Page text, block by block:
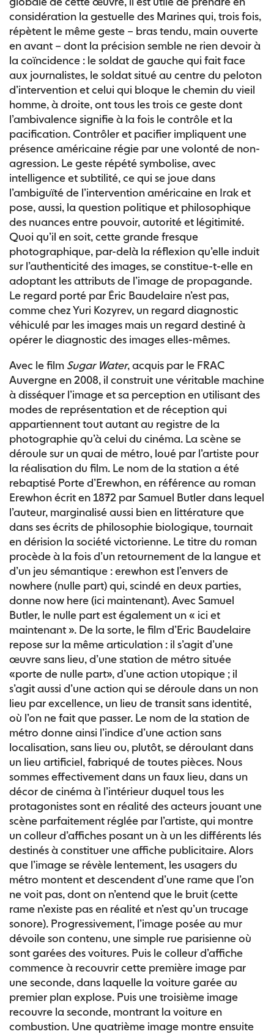
considération la gestuelle des Marines qui, trois fois,
répètent le même geste – bras tendu, main ouverte
en avant – dont la précision semble ne rien devoir à
la coïncidence : le soldat de gauche qui fait face
aux journalistes, le soldat situé au centre du peloton
d’intervention et celui qui bloque le chemin du vieil
homme, à droite, ont tous les trois ce geste dont
l’ambivalence signifie à la fois le contrôle et la
pacification. Contrôler et pacifier impliquent une
présence américaine régie par une volonté de non-
agression. Le geste répété symbolise, avec
intelligence et subtilité, ce qui se joue dans
l’ambiguïté de l’intervention américaine en Irak et
pose, aussi, la question politique et philosophique
des nuances entre pouvoir, autorité et légitimité.
Quoi qu’il en soit, cette grande fresque
photographique, par-delà la réflexion qu’elle induit
sur l’authenticité des images, se constitue-t-elle en
adoptant les attributs de l’image de propagande.
Le regard porté par Éric Baudelaire n’est pas,
comme chez Yuri Kozyrev, un regard diagnostic
véhiculé par les images mais un regard destiné à
opérer le diagnostic des images elles-mêmes.
Avec le film Sugar Water, acquis par le FRAC
Auvergne en 2008, il construit une véritable machine
à disséquer l’image et sa perception en utilisant des
modes de représentation et de réception qui
appartiennent tout autant au registre de la
photographie qu’à celui du cinéma. La scène se
déroule sur un quai de métro, loué par l’artiste pour
la réalisation du film. Le nom de la station a été
rebaptisé Porte d’Erewhon, en référence au roman
Erewhon écrit en 1872 par Samuel Butler dans lequel
l’auteur, marginalisé aussi bien en littérature que
dans ses écrits de philosophie biologique, tournait
en dérision la société victorienne. Le titre du roman
procède à la fois d’un retournement de la langue et
d’un jeu sémantique : erewhon est l’envers de
nowhere (nulle part) qui, scindé en deux parties,
donne now here (ici maintenant). Avec Samuel
Butler, le nulle part est également un « ici et
maintenant ». De la sorte, le film d’Eric Baudelaire
repose sur la même articulation : il s’agit d’une
œuvre sans lieu, d’une station de métro située
«porte de nulle part», d’une action utopique ; il
s’agit aussi d’une action qui se déroule dans un non
lieu par excellence, un lieu de transit sans identité,
où l’on ne fait que passer. Le nom de la station de
métro donne ainsi l’indice d’une action sans
localisation, sans lieu ou, plutôt, se déroulant dans
un lieu artificiel, fabriqué de toutes pièces. Nous
sommes effectivement dans un faux lieu, dans un
décor de cinéma à l’intérieur duquel tous les
protagonistes sont en réalité des acteurs jouant une
scène parfaitement réglée par l’artiste, qui montre
un colleur d’affiches posant un à un les différents lés
destinés à constituer une affiche publicitaire. Alors
que l’image se révèle lentement, les usagers du
métro montent et descendent d’une rame que l’on
ne voit pas, dont on n’entend que le bruit (cette
rame n’existe pas en réalité et n’est qu’un trucage
sonore). Progressivement, l’image posée au mur
dévoile son contenu, une simple rue parisienne où
sont garées des voitures. Puis le colleur d’affiche
commence à recouvrir cette première image par
une seconde, dans laquelle la voiture garée au
premier plan explose. Puis une troisième image
recouvre la seconde, montrant la voiture en
combustion. Une quatrième image montre ensuite